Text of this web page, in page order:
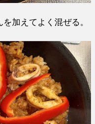
加えてよく混ぜる。